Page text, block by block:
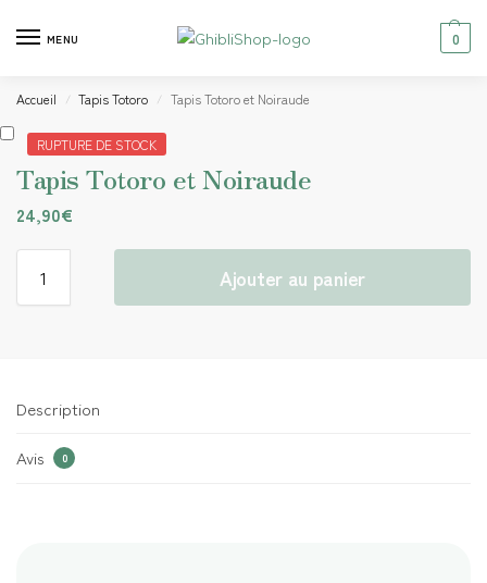
MENU 0
Accueil / Tapis Totoro / Tapis Totoro et Noiraude
RUPTURE DE STOCK
Tapis Totoro et Noiraude
24,90€
Ajouter au panier
Description
Avis 0